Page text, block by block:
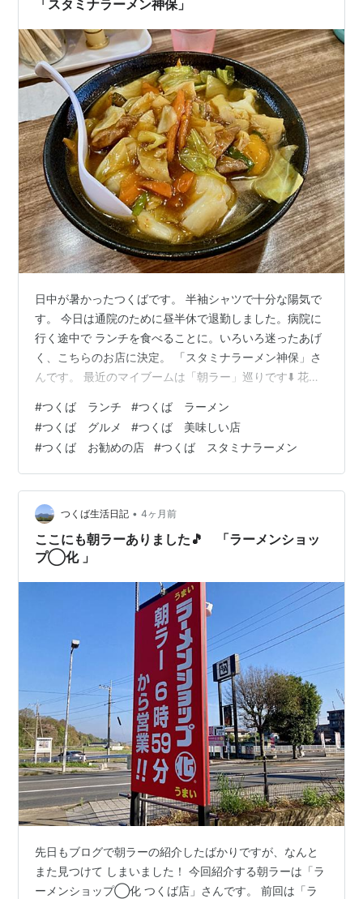
「スタミナラーメン神保」
日中が暑かったつくばです。 半袖シャツで十分な陽気で
す。 今日は通院のために昼半休で退勤しました。病院に
行く途中で ランチを食べることに。いろいろ迷ったあげ
く、こちらのお店に決定。 「スタミナラーメン神保」さ
んです。 最近のマイブームは「朝ラー」巡りです⬇️ 花畑
👍 12時半頃に到着しましたが4人待ち...。 でも店内を見
渡すと食べ終わりそうな人がけっこういたので、 あまり
待つことは無さそうです。 ラーメンは1種類、温かい、冷
たい、麺の量が選択可。トッピングもあります。 温かい
麺と大盛りで注文しました。 トッピングはちょっと迷い
ましたが、今回は…
#つくば ランチ #つくば ラーメン
#つくば グルメ #つくば 美味しい店
#つくば お勧めの店 #つくば スタミナラーメン
つくば生活日記 • 4ヶ月前
ここにも朝ラーありました🎵 「ラーメンショッ
プ◯化 」
先日もブログで朝ラーの紹介したばかりですが、なんと
また見つけて しまいました！ 今回紹介する朝ラーは「ラ
ーメンショップ◯化 つくば店」さんです。 前回は「ラ